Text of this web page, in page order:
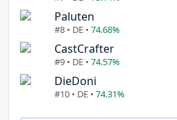
Paluten
#8 • DE • 74.68%
CastCrafter
#9 • DE • 74.57%
DieDoni
#10 • DE • 74.31%